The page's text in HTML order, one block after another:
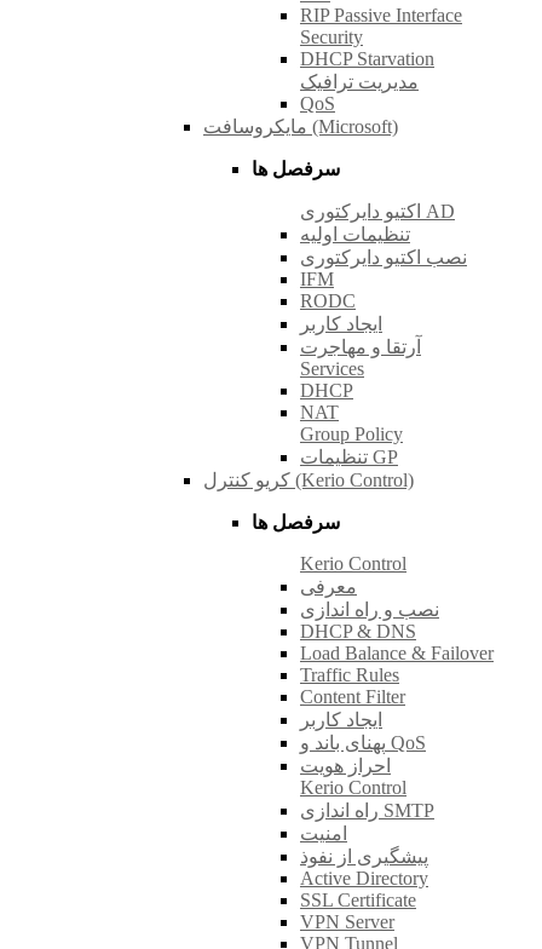
RIP Passive Interface
Security
DHCP Starvation
مدیریت ترافیک
QoS
مایکروسافت (Microsoft)
سرفصل ها
اکتیو دایرکتوری AD
تنظیمات اولیه
نصب اکتیو دایرکتوری
IFM
RODC
ایجاد کاربر
آرتقا و مهاجرت
Services
DHCP
NAT
Group Policy
تنظیمات GP
کریو کنترل (Kerio Control)
سرفصل ها
Kerio Control
معرفی
نصب و راه اندازی
DHCP & DNS
Load Balance & Failover
Traffic Rules
Content Filter
ایجاد کاربر
پهنای باند و QoS
احراز هویت
Kerio Control
راه اندازی SMTP
امنیت
پیشگیری از نفوذ
Active Directory
SSL Certificate
VPN Server
VPN Tunnel